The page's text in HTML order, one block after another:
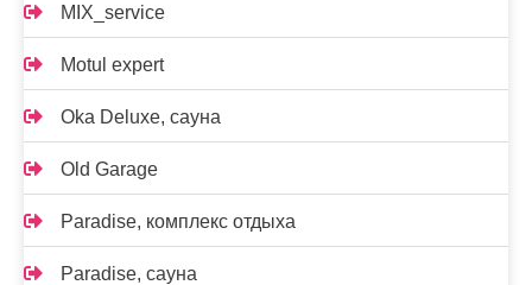
MIX_service
Motul expert
Oka Deluxe, сауна
Old Garage
Paradise, комплекс отдыха
Paradise, сауна